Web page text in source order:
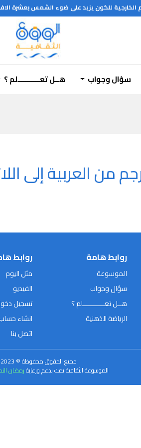
للكون يزيد على ضوء الشمس بعشرة الاف
سؤال وجواب هــل تعـــــــــــلم ؟
العربية إلى
روابط هامة
الموسوعة
سؤال وجواب
هــل تعـــــــــــلم ؟
الرياضة الذهنية
روابط
مثل اليوم
الفيديو
تسجيل
انشاء حساب
اتصل بنا
جميع الحقوق محفوظة © 2023
الموسوعة الثقافية تمت بدعم ورعايةرمضان